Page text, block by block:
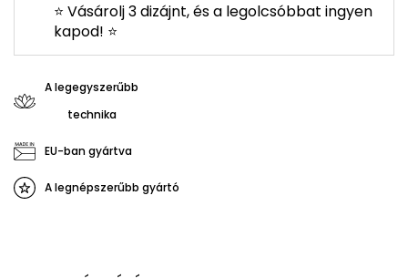
⭐ Vásárolj 3 dizájnt, és a legolcsóbbat ingyen
kapod! ⭐
A legegyszerűbb
technika
EU-ban gyártva
A legnépszerűbb gyártó